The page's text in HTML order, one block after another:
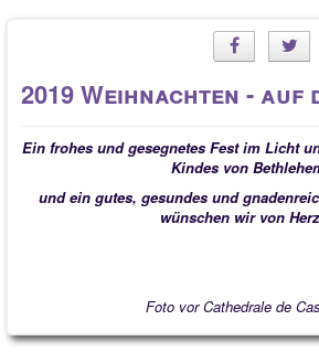
2019 Weihnachten - auf
Ein frohes und gesegnetes Fest im Licht
Kindes von
und ein gutes, gesundes und
wünschen wir von
Foto vor Cathedrale de